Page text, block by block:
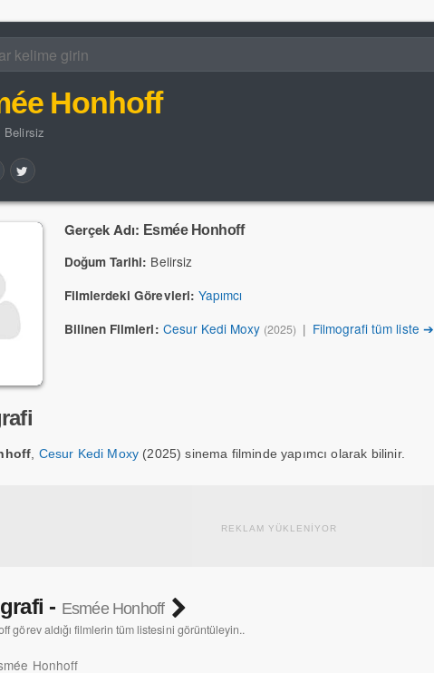
Honhoff
Belirsiz
Gerçek Adı: Esmée Honhoff
Doğum Tarihi: Belirsiz
Filmlerdeki Görevleri: Yapımcı
Bilinen Filmleri: Cesur Kedi Moxy (2025) | Filmografi tüm liste ➔
Cesur Kedi Moxy (2025) sinema filminde yapımcı olarak bilinir.
REKLAM YÜKLENİYOR
- Esmée Honhoff
görev aldığı filmlerin tüm listesini görüntüleyin..
Honhoff